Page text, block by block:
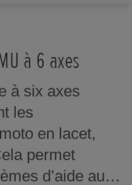
ou aux
à 6 axes
à six axes
les
en lacet,
permet
d’aide au